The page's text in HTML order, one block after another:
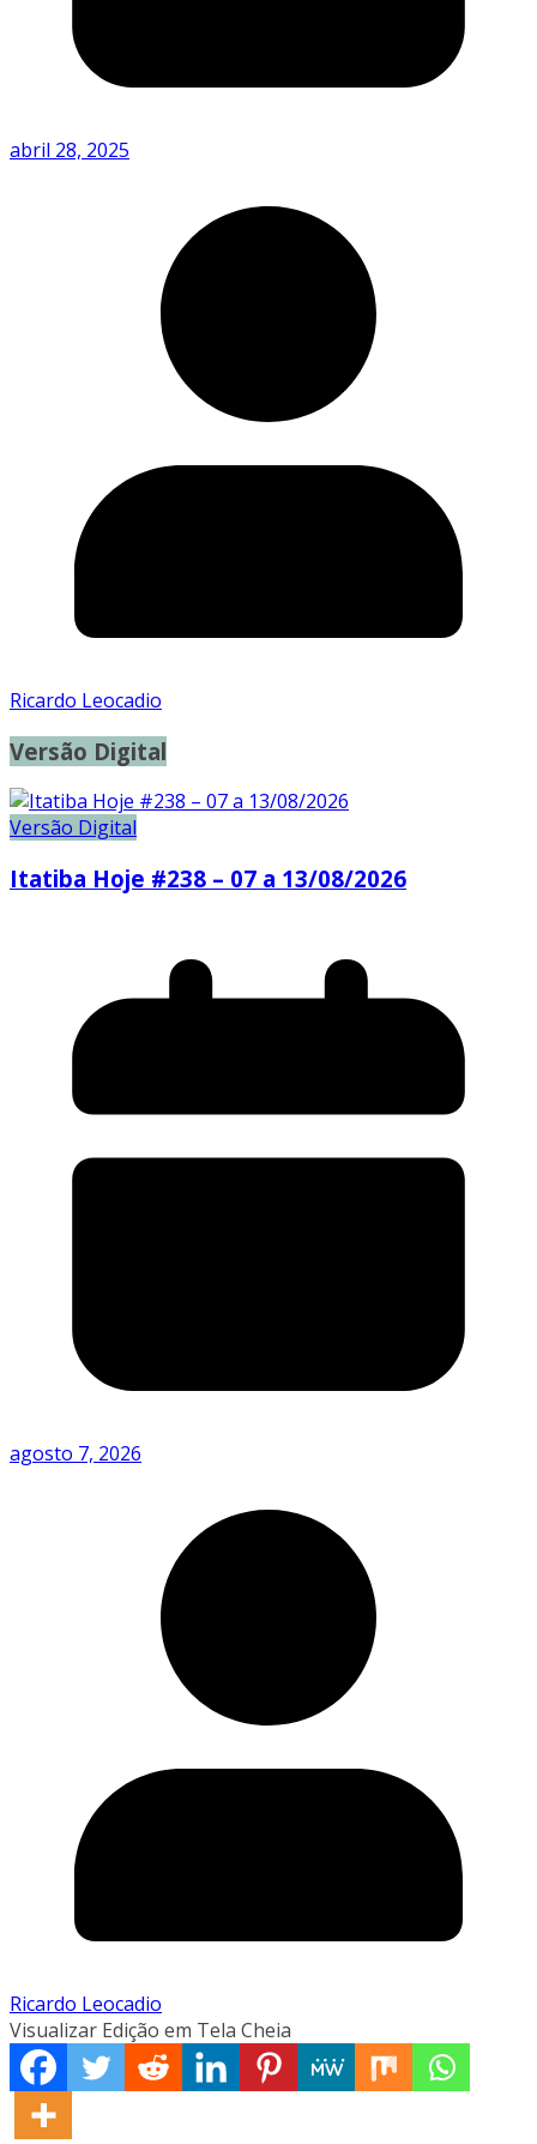
abril 28, 2025
Ricardo Leocadio
Versão Digital
Versão Digital
Itatiba Hoje #238 – 07 a 13/08/2026
agosto 7, 2026
Ricardo Leocadio
Visualizar Edição em Tela Cheia